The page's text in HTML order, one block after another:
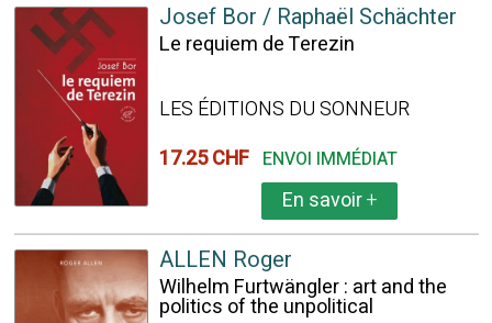
Josef Bor / Raphaël Schächter
Le requiem de Terezin
LES ÉDITIONS DU SONNEUR
17.25 CHF ENVOI IMMÉDIAT
En savoir+
ALLEN Roger
Wilhelm Furtwängler : art and the
politics of the unpolitical